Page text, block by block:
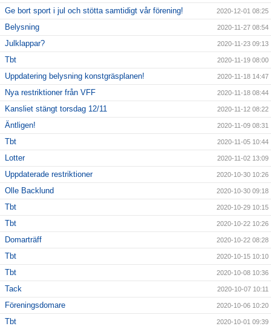
Ge bort sport i jul och stötta samtidigt vår förening! 2020-12-01 08:25
Belysning 2020-11-27 08:54
Julklappar? 2020-11-23 09:13
Tbt 2020-11-19 08:00
Uppdatering belysning konstgräsplanen! 2020-11-18 14:47
Nya restriktioner från VFF 2020-11-18 08:44
Kansliet stängt torsdag 12/11 2020-11-12 08:22
Äntligen! 2020-11-09 08:31
Tbt 2020-11-05 10:44
Lotter 2020-11-02 13:09
Uppdaterade restriktioner 2020-10-30 10:26
Olle Backlund 2020-10-30 09:18
Tbt 2020-10-29 10:15
Tbt 2020-10-22 10:26
Domarträff 2020-10-22 08:28
Tbt 2020-10-15 10:10
Tbt 2020-10-08 10:36
Tack 2020-10-07 10:11
Föreningsdomare 2020-10-06 10:20
Tbt 2020-10-01 09:39